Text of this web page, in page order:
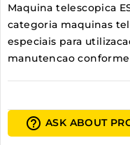
Maquina telescopica
categoria maquinas
especiais para
manutencao conforme
help_outline ASK ABOUT